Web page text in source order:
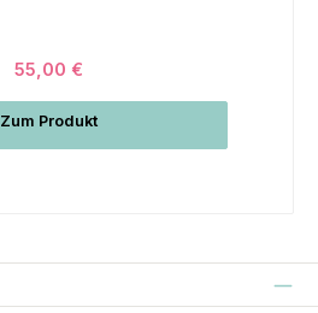
55,00 €
Zum Produkt